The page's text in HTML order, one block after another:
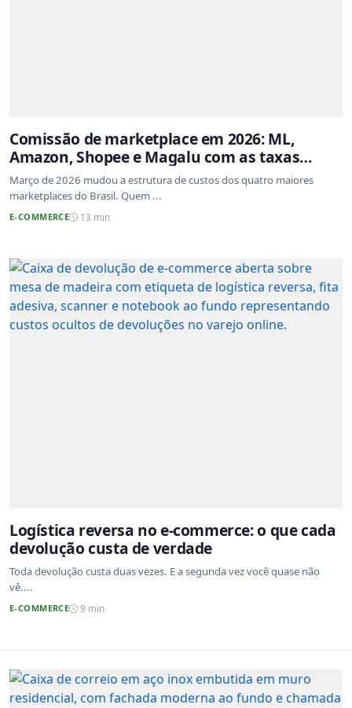
Comissão de marketplace em 2026: ML,
Amazon, Shopee e Magalu com as taxas
atualizadas
Março de 2026 mudou a estrutura de custos dos quatro maiores
marketplaces do Brasil. Quem ...
E-COMMERCE 13 min
Logística reversa no e-commerce: o que cada
devolução custa de verdade
Toda devolução custa duas vezes. E a segunda vez você quase não
vê....
E-COMMERCE 9 min